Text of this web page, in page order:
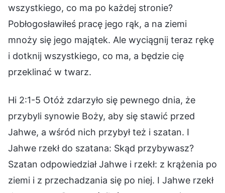
wszystkiego, co ma po każdej stronie?
Pobłogosławiłeś pracę jego rąk, a na ziemi
mnoży się jego majątek. Ale wyciągnij teraz rękę
i dotknij wszystkiego, co ma, a będzie cię
przeklinać w twarz.
Hi 2:1-5 Otóż zdarzyło się pewnego dnia, że
przybyli synowie Boży, aby się stawić przed
Jahwe, a wśród nich przybył też i szatan. I
Jahwe rzekł do szatana: Skąd przybywasz?
Szatan odpowiedział Jahwe i rzekł: z krążenia po
ziemi i z przechadzania się po niej. I Jahwe rzekł